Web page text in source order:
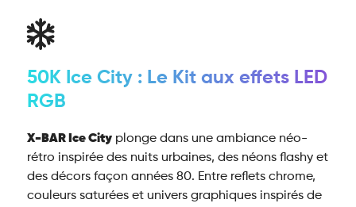
50K Ice City : Le Kit aux effets LED
RGB
X-BAR Ice Cityplonge dans une ambiance néo-
rétro inspirée des nuits urbaines, des néons flashy et
des décors façon années 80. Entre reflets chrome,
couleurs saturées et univers graphiques inspirés de